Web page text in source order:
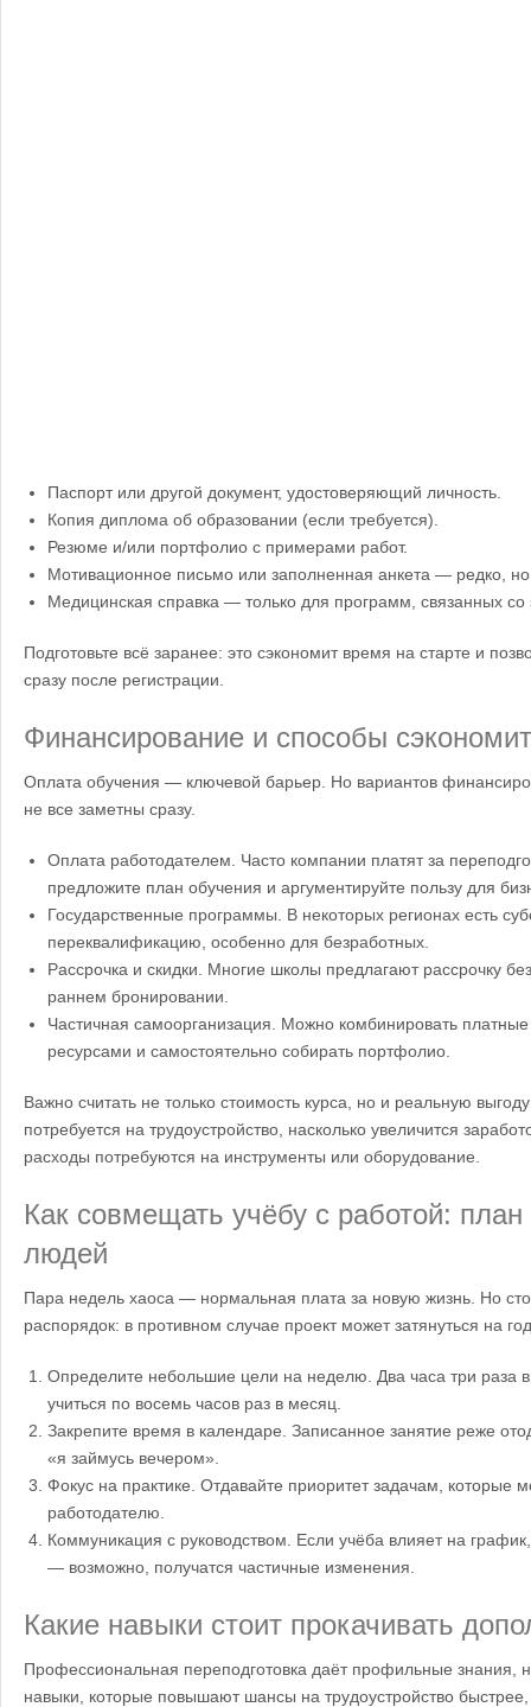
Паспорт или другой документ, удостоверяющий личность.
Копия диплома об образовании (если требуется).
Резюме и/или портфолио с примерами работ.
Мотивационное письмо или заполненная анкета — редко,
Медицинская справка — только для программ, связанных со
Подготовьте всё заранее: это сэкономит время на старте и
сразу после регистрации.
Финансирование и способы
Оплата обучения — ключевой барьер. Но вариантов
не все заметны сразу.
Оплата работодателем. Часто компании платят за
предложите план обучения и аргументируйте пользу для
Государственные программы. В некоторых регионах есть
переквалификацию, особенно для безработных.
Рассрочка и скидки. Многие школы предлагают рассрочку
раннем бронировании.
Частичная самоорганизация. Можно комбинировать
ресурсами и самостоятельно собирать портфолио.
Важно считать не только стоимость курса, но и реальную
потребуется на трудоустройство, насколько увеличится
расходы потребуются на инструменты или оборудование.
Как совмещать учёбу с работой:
людей
Пара недель хаоса — нормальная плата за новую жизнь. Но
распорядок: в противном случае проект может затянуться на
Определите небольшие цели на неделю. Два часа три раза
учиться по восемь часов раз в месяц.
Закрепите время в календаре. Записанное занятие реже
«я займусь вечером».
Фокус на практике. Отдавайте приоритет задачам, которые
работодателю.
Коммуникация с руководством. Если учёба влияет на
— возможно, получатся частичные изменения.
Какие навыки стоит прокачивать
Профессиональная переподготовка даёт профильные знания,
навыки, которые повышают шансы на трудоустройство